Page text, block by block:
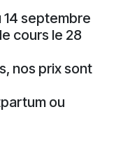
14 septembre
cours le 28
nos prix sont
ou